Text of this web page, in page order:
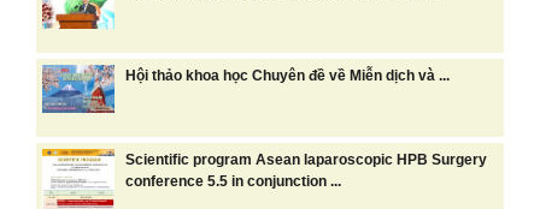
Hội thảo khoa học Chuyên đề về Miễn dịch và ...
Scientific program Asean laparoscopic HPB Surgery
conference 5.5 in conjunction ...